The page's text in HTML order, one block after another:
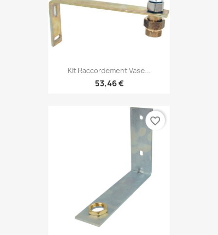
Kit Raccordement Vase...
53,46 €
favorite_border